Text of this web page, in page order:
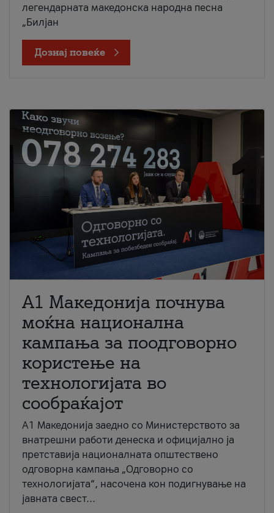
легендарната македонска народна песна
„Билјан
Дознај повеќе
A1 Македонија почнува
моќна национална
кампања за поодговорно
користење на
технологијата во
сообраќајот
A1 Македонија заедно со Министерството за
внатрешни работи денеска и официјално ја
претставија националната општествено
одговорна кампања „Одговорно со
технологијата“, насочена кон подигнување на
јавната свест...